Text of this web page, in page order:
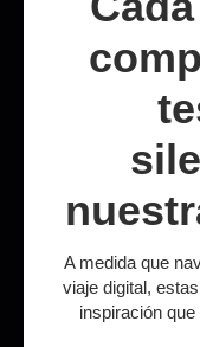
A medida que
viaje digital,
inspiración